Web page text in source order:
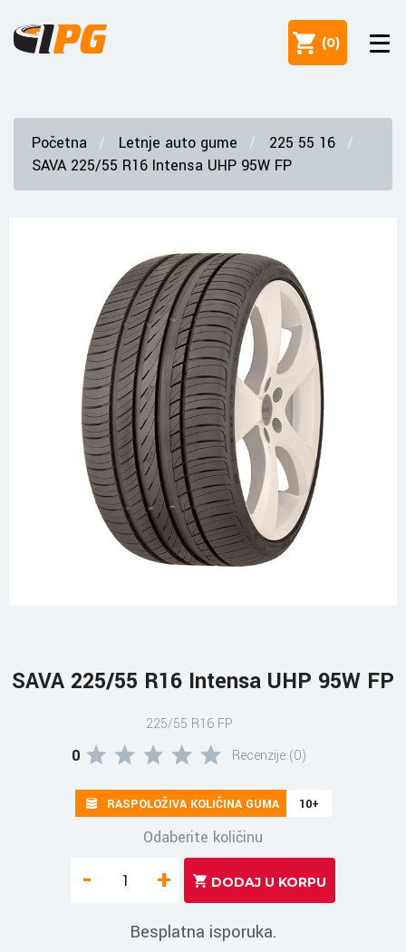
(0)
Početna Letnje auto gume
225 55 16
SAVA 225/55 R16 Intensa UHP 95W FP
SAVA 225/55 R16 Intensa UHP 95W FP
225/55 R16 FP
0 Recenzije (0)
RASPOLOŽIVA KOLIČINA GUMA 10+
Odaberite količinu
- +
Besplatna isporuka.